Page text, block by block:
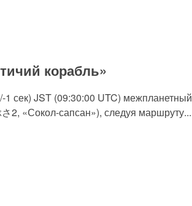
корабль»
1 сек) JST (09:30:00 UTC)
2, «Сокол-сапсан»), следуя маршруту...